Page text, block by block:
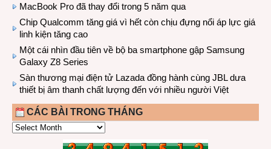
MacBook Pro đã thay đổi trong 5 năm qua
Chip Qualcomm tăng giá vì hết còn chịu đựng nổi áp lực giá
linh kiện tăng cao
Một cái nhìn đầu tiên về bộ ba smartphone gập Samsung
Galaxy Z8 Series
Sàn thương mại điện tử Lazada đồng hành cùng JBL dưa
thiết bị âm thanh chất lượng đến với nhiều người Việt
CÁC BÀI TRONG THÁNG
CÁC